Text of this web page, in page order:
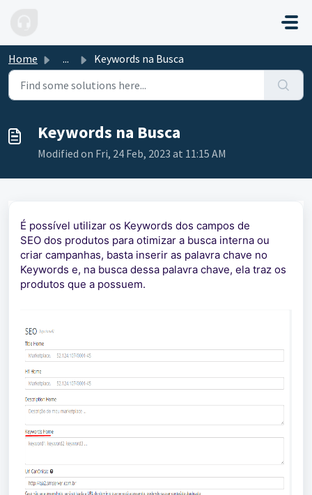
Home ... Keywords na Busca
Keywords na Busca
Modified on Fri, 24 Feb, 2023 at 11:15 AM
É possível utilizar os Keywords dos campos de
SEO dos produtos para otimizar a busca interna ou
criar campanhas, basta inserir as palavra chave no
Keywords e, na busca dessa palavra chave, ela traz os
produtos que a possuem.